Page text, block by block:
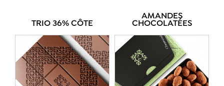
TRIO 36% CÔTE
AMANDES
CHOCOLATÉES